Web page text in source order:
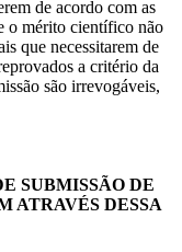
de acordo com as
o mérito científico não
que necessitarem de
a critério da
são irrevogáveis,
SUBMISSÃO DE
ATRAVÉS DESSA